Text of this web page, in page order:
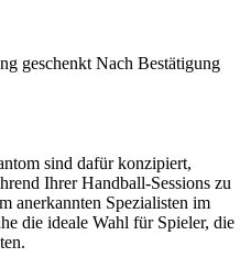
geschenkt Nach Bestätigung
sind dafür konzipiert,
Ihrer Handball-Sessions zu
anerkannten Spezialisten im
die ideale Wahl für Spieler, die